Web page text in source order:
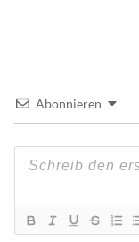
Abonnieren